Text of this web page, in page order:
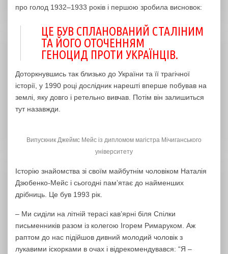
про голод 1932–1933 років і першою зробила висновок:
ЦЕ БУВ СПЛАНОВАНИЙ СТАЛІНИМ
ТА ЙОГО ОТОЧЕННЯМ
ГЕНОЦИД ПРОТИ УКРАЇНЦІВ.
Доторкнувшись так близько до України та її трагічної
історії, у 1990 році дослідник нарешті вперше побував на
землі, яку довго і ретельно вивчав. Потім він залишиться
тут назавжди.
Випускник Джеймс Мейс із дипломом магістра Мічиганського
університету
Історію знайомства зі своїм майбутнім чоловіком Наталія
Дзюбенко-Мейс і сьогодні пам’ятає до найменших
дрібниць. Це був 1993 рік.
– Ми сиділи на літній терасі кав’ярні біля Спілки
письменників разом із колегою Ігорем Римаруком. Аж
раптом до нас підійшов дивний молодий чоловік з
лукавими іскорками в очах і відрекомендувався: “Я –